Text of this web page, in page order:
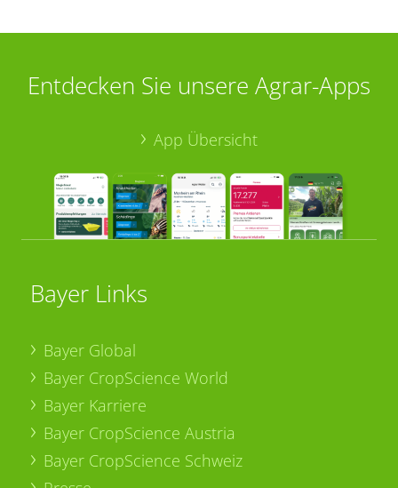
Entdecken Sie unsere Agrar-Apps
App Übersicht
Bayer Links
Bayer Global
Bayer CropScience World
Bayer Karriere
Bayer CropScience Austria
Bayer CropScience Schweiz